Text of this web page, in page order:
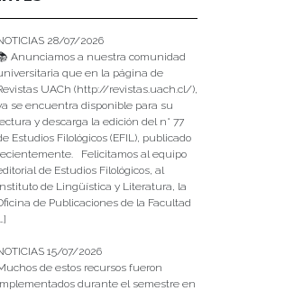
28/07/2026
Anunciamos a nuestra comunidad
que en la página de
UACh (http://revistas.uach.cl/),
se encuentra disponible para su
y descarga la edición del n° 77
Estudios Filológicos (EFIL), publicado
Felicitamos al equipo
de Estudios Filológicos, al
de Lingüística y Literatura, la
de Publicaciones de la Facultad
15/07/2026
de estos recursos fueron
durante el semestre en